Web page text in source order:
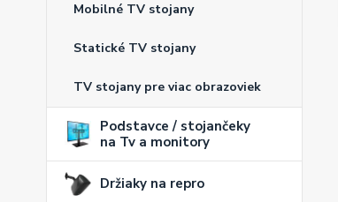
Mobilné TV stojany
Statické TV stojany
TV stojany pre viac obrazoviek
Podstavce / stojančeky
na Tv a monitory
Držiaky na repro